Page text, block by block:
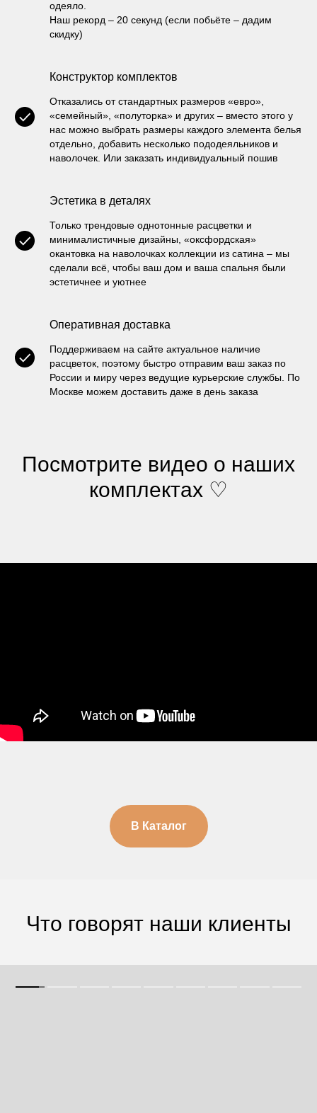
одеяло.
Наш рекорд – 20 секунд (если побьёте – дадим
скидку)
Конструктор комплектов
Отказались от стандартных размеров «евро»,
«семейный», «полуторка» и других – вместо этого у
нас можно выбрать размеры каждого элемента белья
отдельно, добавить несколько пододеяльников и
наволочек. Или заказать индивидуальный пошив
Эстетика в деталях
Только трендовые однотонные расцветки и
минималистичные дизайны, «оксфордская»
окантовка на наволочках коллекции из сатина – мы
сделали всё, чтобы ваш дом и ваша спальня были
эстетичнее и уютнее
Оперативная доставка
Поддерживаем на сайте актуальное наличие
расцветок, поэтому быстро отправим ваш заказ по
России и миру через ведущие курьерские службы. По
Москве можем доставить даже в день заказа
Посмотрите видео о наших
комплектах ♡
В Каталог
Что говорят наши клиенты